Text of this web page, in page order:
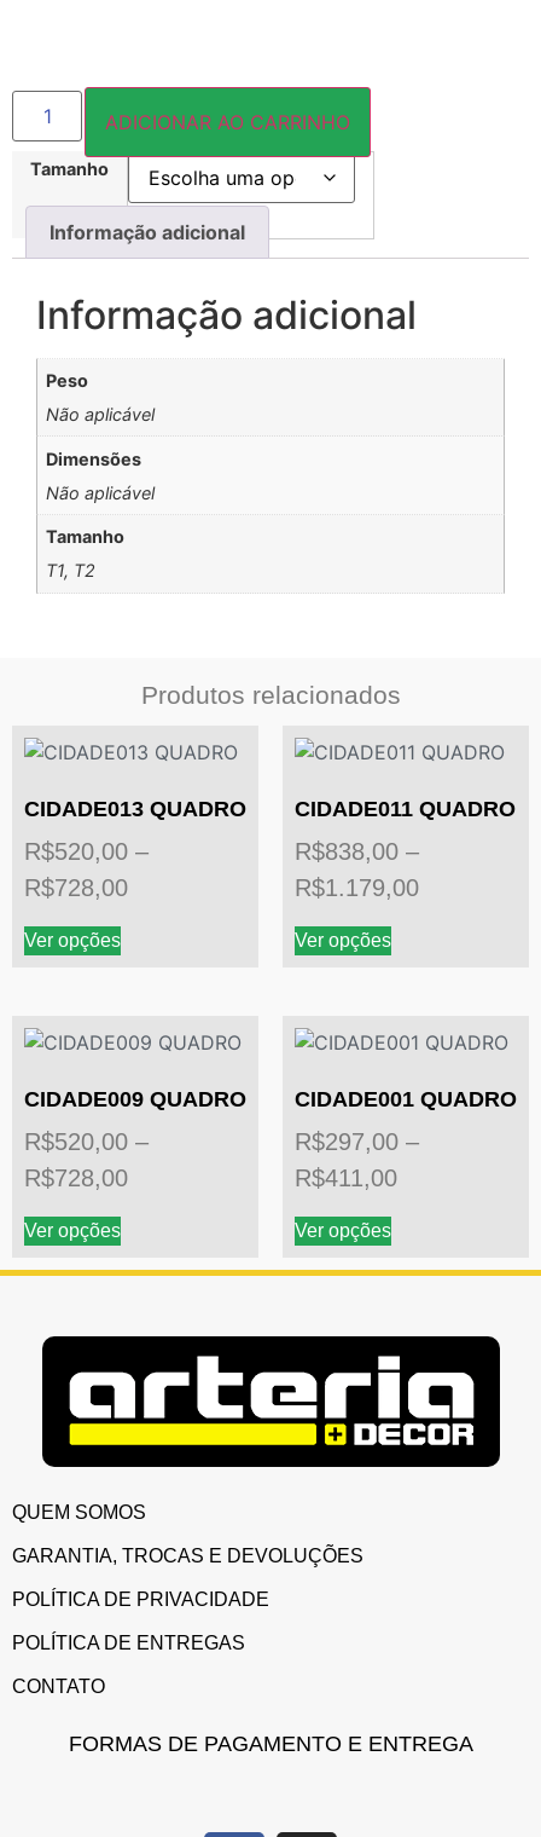
Tamanho
ADICIONAR AO CARRINHO
Informação adicional
Informação adicional
Peso
Não aplicável
Dimensões
Não aplicável
Tamanho
T1, T2
Produtos relacionados
CIDADE013 QUADRO
R$520,00 –
R$728,00
Ver opções
CIDADE011 QUADRO
R$838,00 –
R$1.179,00
Ver opções
CIDADE009 QUADRO
R$520,00 –
R$728,00
Ver opções
CIDADE001 QUADRO
R$297,00 –
R$411,00
Ver opções
QUEM SOMOS
GARANTIA, TROCAS E DEVOLUÇÕES
POLÍTICA DE PRIVACIDADE
POLÍTICA DE ENTREGAS
CONTATO
FORMAS DE PAGAMENTO E ENTREGA